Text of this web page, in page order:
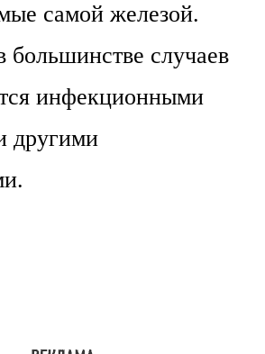
самой железой.
большинстве случаев
инфекционными
другими